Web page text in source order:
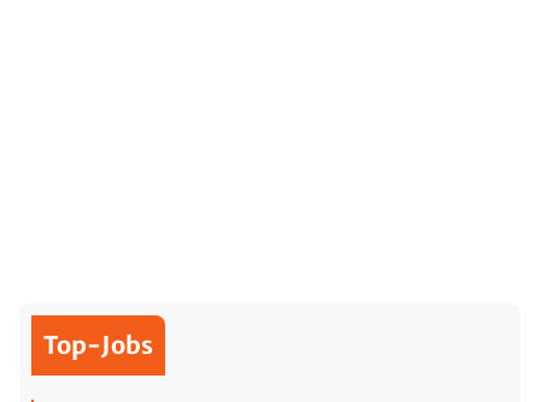
Top-Jobs